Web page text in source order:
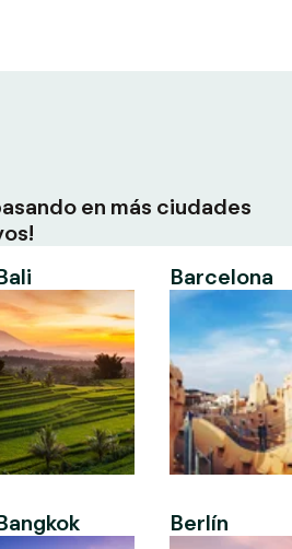
en más ciudades
Barcelona
Berlín